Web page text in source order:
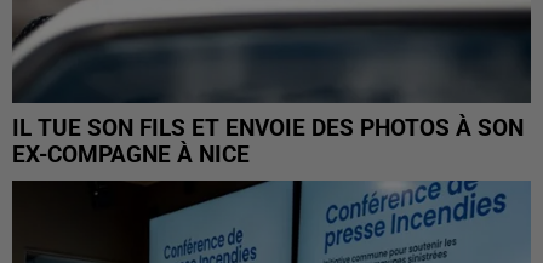
IL TUE SON FILS ET ENVOIE DES PHOTOS À SON
EX-COMPAGNE À NICE